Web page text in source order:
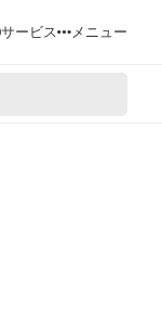
サービス メニュー